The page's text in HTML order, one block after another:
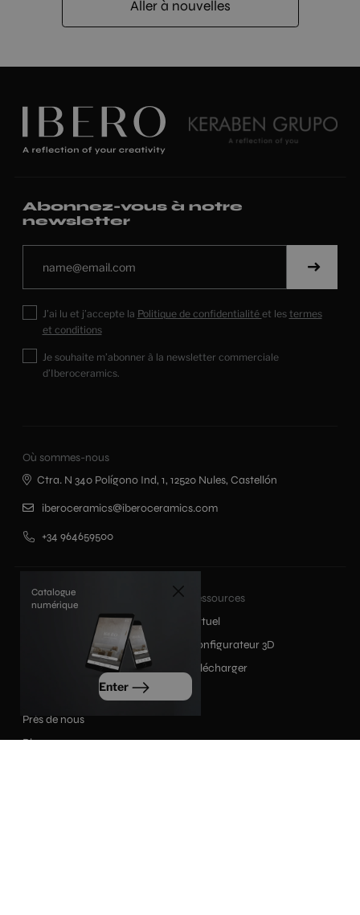
Aller à nouvelles
Catalogue
numérique
Enter
Abonnez-vous à notre
newsletter
J’ai lu et j’accepte la Politique de confidentialité et les termes
et conditions
Je souhaite m’abonner à la newsletter commerciale
d’Iberoceramics.
Produits
Ressources
Virtuel
Configurateur 3D
Télécharger
Près de nous
Blog
Où sommes-nous
Ctra. N 340 Polígono Ind, 1, 12520 Nules, Castellón
iberoceramics@iberoceramics.com
+34 964659500